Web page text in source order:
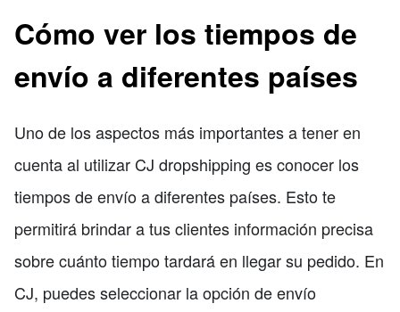
Cómo ver los tiempos de
envío a diferentes países
Uno de los aspectos más importantes a tener en
cuenta al utilizar CJ dropshipping es conocer los
tiempos de envío a diferentes países. Esto te
permitirá brindar a tus clientes información precisa
sobre cuánto tiempo tardará en llegar su pedido. En
CJ, puedes seleccionar la opción de envío